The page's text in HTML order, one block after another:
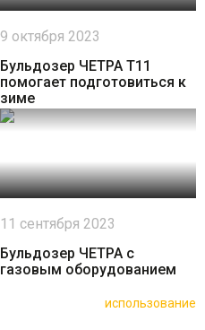
9 октября 2023
Бульдозер ЧЕТРА Т11
помогает подготовиться к
зиме
11 сентября 2023
Бульдозер ЧЕТРА с
газовым оборудованием
использование